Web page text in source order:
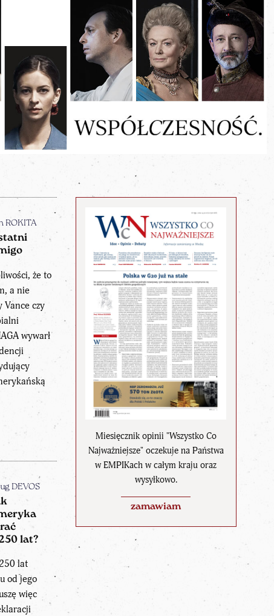
Miesięcznik opinii "Wszystko Co
Najważniejsze" oczekuje na Państwa
w EMPIKach w całym kraju oraz
wysyłkowo.
zamawiam
ROKITA
że to
a nie
Vance czy
wywarł
DEVOS
lat?
lat
od jego
więc